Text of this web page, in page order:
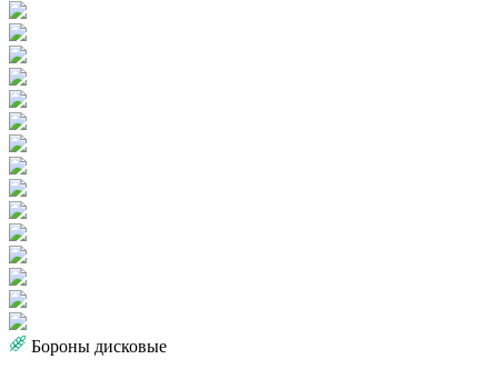
Бороны дисковые